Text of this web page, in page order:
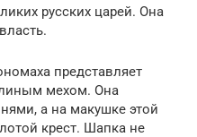
русских царей. Она
представляет
мехом. Она
а на макушке этой
крест. Шапка не